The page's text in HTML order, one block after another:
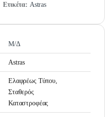
Ετικέτα: Astras
Μ/Δ
Astras
Ελαφρέως Τύπου,
Σταθερός
Καταστροφέας